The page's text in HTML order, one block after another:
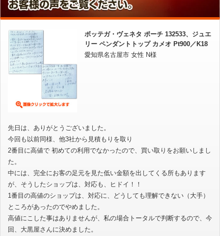
ボッテガ・ヴェネタ ポーチ 132533、ジュエ
リー ペンダントトップ カメオ Pt900／K18
愛知県名古屋市 女性 N様
先日は、ありがとうございました。
今回も以前同様、他3社から見積もりを取り
2番目に高値で 初めての利用でなかったので、買い取りをお願いしまし
た。
中には、完全にお客の足元を見た低い金額を出してくる所もあります
が、そうしたショップは、対応も、ヒドイ！！
1番目の高値のショップは、対応に、どうしても理解できない（大手）
ところがあったのでやめました。
高値にこした事はありませんが、私の場合トータルで判断するので、今
回、大黒屋さんに決めました。